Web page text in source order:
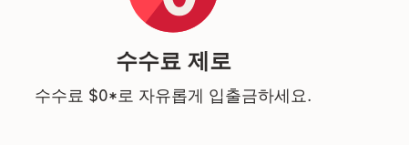
수수료 제로
수수료 $0*로 자유롭게 입출금하세요.